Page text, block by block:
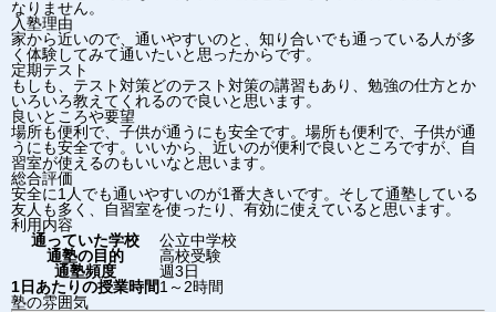
なりません。
入塾理由
家から近いので、通いやすいのと、知り合いでも通っている人が多
く体験してみて通いたいと思ったからです。
定期テスト
もしも、テスト対策どのテスト対策の講習もあり、勉強の仕方とか
いろいろ教えてくれるので良いと思います。
良いところや要望
場所も便利で、子供が通うにも安全です。場所も便利で、子供が通
うにも安全です。いいから、近いのが便利で良いところですが、自
習室が使えるのもいいなと思います。
総合評価
安全に1人でも通いやすいのが1番大きいです。そして通塾している
友人も多く、自習室を使ったり、有効に使えていると思います。
利用内容
通っていた学校
公立中学校
通塾の目的
高校受験
通塾頻度
週3日
1日あたりの授業時間1～2時間
塾の雰囲気